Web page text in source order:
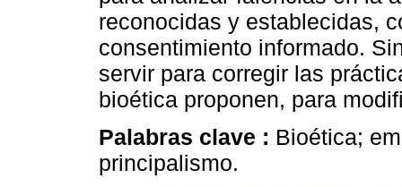
reconocidas y establecidas,
consentimiento informado.
servir para corregir las
bioética proponen, para
Palabras clave : Bioética;
principalismo.